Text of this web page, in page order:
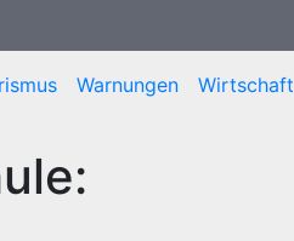
Warnungen Wirtschaft